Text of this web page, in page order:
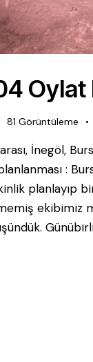
81 Görüntüleme
İnegöl,
:
planlayıp
ekibimiz